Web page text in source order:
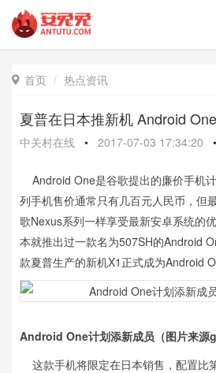
 首页 热点资讯
夏普在日本推新机 Android
中关村在线 • 2017-07-03 17:34:20 •
Android One是谷歌提出的廉价手机
列手机售价通常只有几百元人民币，但
歌Nexus系列一样享受最新安卓系统的
本就推出过一款名为507SH的Android
款夏普生产的新机X1正式成为Android
Android One计划添新成员（图片来源
这款手机将限定在日本销售，配置比